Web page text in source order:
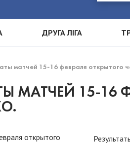
ДРУГА ЛІГА
матчей 15-16 февраля открытого
МАТЧЕЙ 15-16